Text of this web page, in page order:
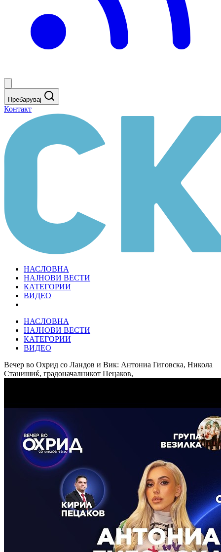
Пребарувај
Контакт
НАСЛОВНА
НАЈНОВИ ВЕСТИ
КАТЕГОРИИ
ВИДЕО
НАСЛОВНА
НАЈНОВИ ВЕСТИ
КАТЕГОРИИ
ВИДЕО
Вечер во Охрид со Ландов и Вик: Антониа Гиговска, Никола
Станишиќ, градоначалникот Пецаков,